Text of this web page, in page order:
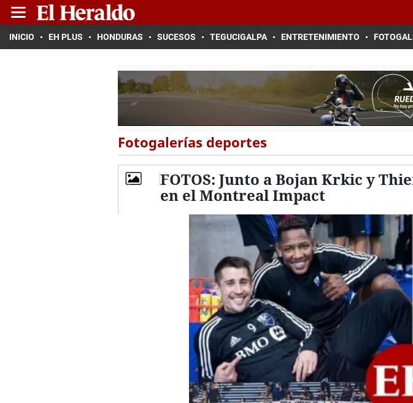
INICIO EH PLUS HONDURAS SUCESOS TEGUCIGALPA ENTRETENIMIENTO
Fotogalerías deportes
FOTOS: Junto a Bojan Krkic y
en el Montreal Impact